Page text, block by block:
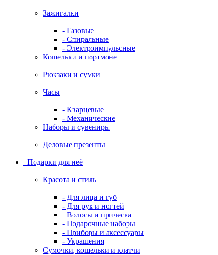
Зажигалки
- Газовые
- Спиральные
- Электроимпульсные
Кошельки и портмоне
Рюкзаки и сумки
Часы
- Кварцевые
- Механические
Наборы и сувениры
Деловые презенты
Подарки для неё
Красота и стиль
- Для лица и губ
- Для рук и ногтей
- Волосы и прическа
- Подарочные наборы
- Приборы и аксессуары
- Украшения
Сумочки, кошельки и клатчи